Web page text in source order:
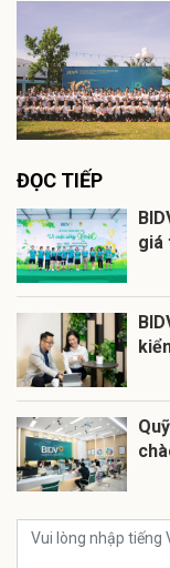
ĐỌC TIẾP
giá